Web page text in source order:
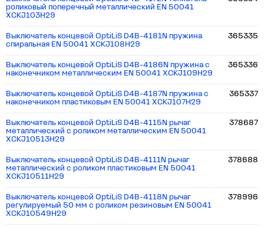
роликовый поперечный металлический EN 50041
XCKJ103H29
Выключатель концевой OptiLiS D4B-4181N пружина
спиральная EN 50041 XCKJ108H29
365335
Выключатель концевой OptiLiS D4B-4186N пружина с
наконечником металлическим EN 50041 XCKJ109H29
365336
Выключатель концевой OptiLiS D4B-4187N пружина с
наконечником пластиковым EN 50041 XCKJ107H29
365337
Выключатель концевой OptiLiS D4B-4115N рычаг
металлический с роликом металлическим EN 50041
XCKJ10513H29
378687
Выключатель концевой OptiLiS D4B-4111N рычаг
металлический с роликом пластиковым EN 50041
XCKJ10511H29
378688
Выключатель концевой OptiLiS D4B-4118N рычаг
регулируемый 50 мм с роликом резиновым EN 50041
XCKJ10549H29
378996